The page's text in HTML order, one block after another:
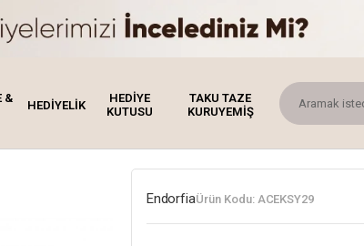
&
HEDİYELİK
HEDİYE
KUTUSU
TAKU TAZE
KURUYEMİŞ
EndorfiaÜrün Kodu: ACEKSY29